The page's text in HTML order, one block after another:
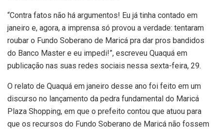
“Contra fatos não há argumentos! Eu já tinha contado em
janeiro e, agora, a imprensa só provou a verdade: tentaram
roubar o Fundo Soberano de Maricá pra dar pros bandidos
do Banco Master e eu impedi!”, escreveu Quaquá em
publicação nas suas redes sociais nessa sexta-feira, 29.
O relato de Quaquá em janeiro desse ano foi feito em um
discurso no lançamento da pedra fundamental do Maricá
Plaza Shopping, em que o prefeito contou que atuou para
que os recursos do Fundo Soberano de Maricá não fossem